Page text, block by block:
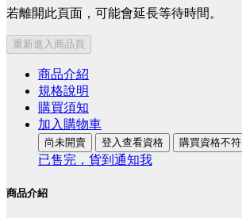
若離開此頁面，可能會延長等待時間。
重新進入商品頁
商品介紹
規格說明
購買須知
加入購物車
尚未開賣 登入查看資格 購買資格不符
已售完，貨到通知我
商品介紹